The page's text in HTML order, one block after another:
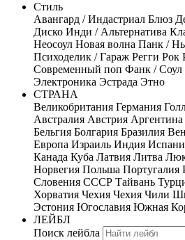
Стиль
Авангард / Индастриал Блюз
Диско Инди / Альтернатива
Неосоул Новая волна Панк /
Психоделик / Гараж Регги Рок
Современный поп Фанк / Соул
Электроника Эстрада Этно
СТРАНА
Великобритания Германия
Австралия Австрия Аргентина
Бельгия Болгария Бразилия
Европа Израиль Индия
Канада Куба Латвия Литва
Норвегия Польша Португалия
Словения СССР Тайвань
Хорватия Чехия Чехия Чили
Эстония Югославия Южная
ЛЕЙБЛ
Поиск лейбла